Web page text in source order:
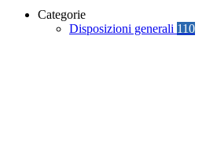
Categorie
Disposizioni generali 110